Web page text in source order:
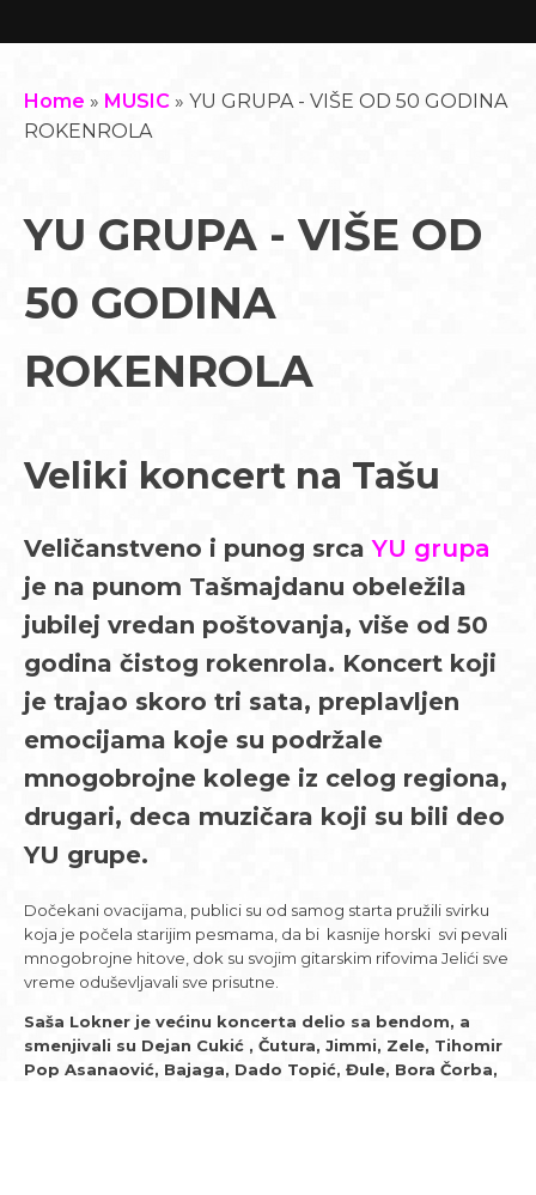
Home » MUSIC » YU GRUPA - VIŠE OD 50 GODINA
ROKENROLA
YU GRUPA - VIŠE OD
50 GODINA
ROKENROLA
Veliki koncert na Tašu
Veličanstveno i punog srcaYU grupa
je na punom Tašmajdanu obeležila
jubilej vredan poštovanja, više od 50
godina čistog rokenrola. Koncert koji
je trajao skoro tri sata, preplavljen
emocijama koje su podržale
mnogobrojne kolege iz celog regiona,
drugari, deca muzičara koji su bili deo
YU grupe.
Dočekani ovacijama, publici su od samog starta pružili svirku
koja je počela starijim pesmama, da bi kasnije horski svi pevali
mnogobrojne hitove, dok su svojim gitarskim rifovima Jelići sve
vreme oduševljavali sve prisutne.
Saša Lokner je većinu koncerta delio sa bendom, a
smenjivali su Dejan Cukić , Čutura, Jimmi, Zele, Tihomir
Pop Asanaović, Bajaga, Dado Topić, Đule, Bora Čorba,